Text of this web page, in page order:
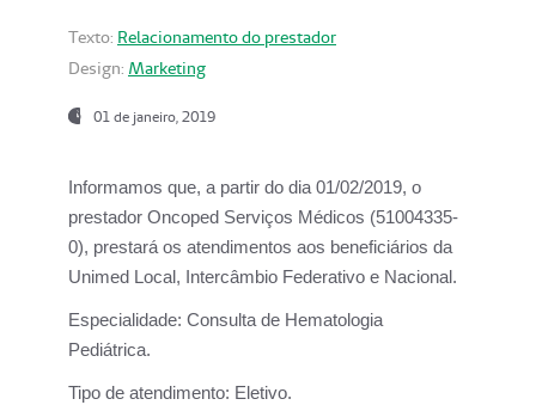
Texto: Relacionamento do prestador
Design: Marketing
01 de janeiro, 2019
Informamos que, a partir do dia 01/02/2019, o
prestador Oncoped Serviços Médicos (51004335-
0), prestará os atendimentos aos beneficiários da
Unimed Local, Intercâmbio Federativo e Nacional.
Especialidade: Consulta de Hematologia
Pediátrica.
Tipo de atendimento: Eletivo.